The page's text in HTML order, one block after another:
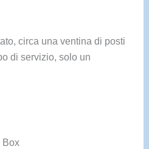
circa una ventina di posti
di servizio, solo un
Box